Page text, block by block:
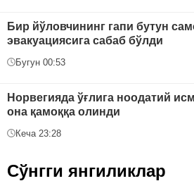
Бир йўловчининг гапи бутун
эвакуациясига сабаб бўлди
Бугун 00:53
Норвегияда ўғлига ноодатий
она қамоққа олинди
Кеча 23:28
Сўнгги янгиликлар